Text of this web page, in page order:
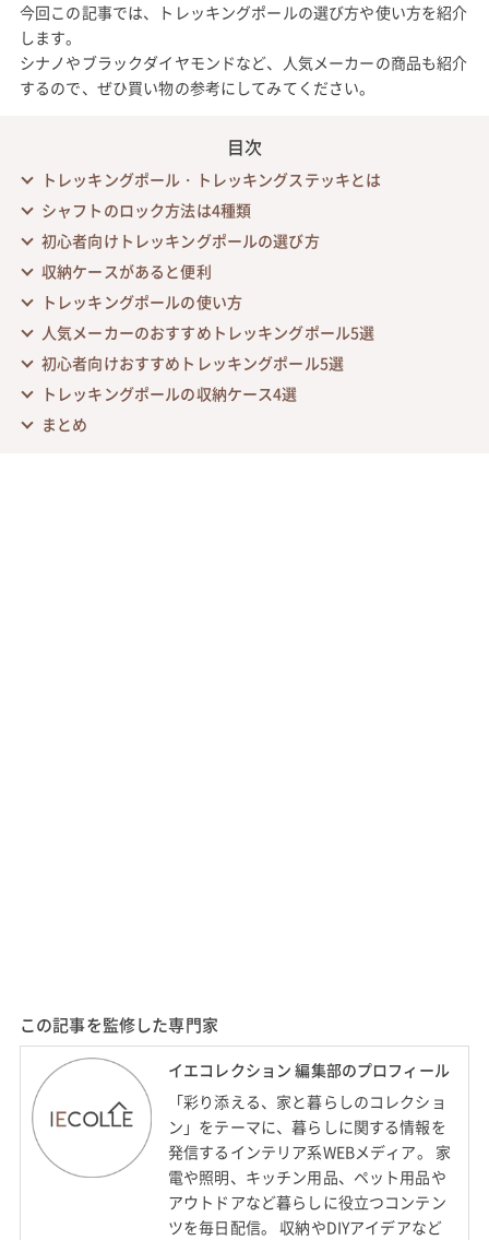
今回この記事では、トレッキングポールの選び方や使い方を紹介
します。
シナノやブラックダイヤモンドなど、人気メーカーの商品も紹介
するので、ぜひ買い物の参考にしてみてください。
目次
トレッキングポール・トレッキングステッキとは
シャフトのロック方法は4種類
初心者向けトレッキングポールの選び方
収納ケースがあると便利
トレッキングポールの使い方
人気メーカーのおすすめトレッキングポール5選
初心者向けおすすめトレッキングポール5選
トレッキングポールの収納ケース4選
まとめ
この記事を監修した専門家
イエコレクション 編集部のプロフィール
「彩り添える、家と暮らしのコレクショ
ン」をテーマに、暮らしに関する情報を
発信するインテリア系WEBメディア。 家
電や照明、キッチン用品、ペット用品や
アウトドアなど暮らしに役立つコンテン
ツを毎日配信。 収納やDIYアイデアなど